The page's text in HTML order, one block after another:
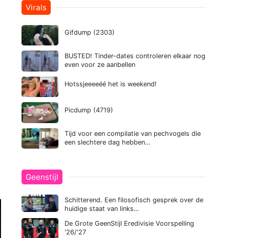
Virals
Gifdump (2303)
BUSTED! Tinder-dates controleren elkaar nog
even voor ze aanbellen
Hotssjeeeeéé het is weekend!
Picdump (4719)
Tijd voor een compilatie van pechvogels die
een slechtere dag hebben…
Geenstijl
Schitterend. Een filosofisch gesprek over de
huidige staat van links…
De Grote GeenStijl Eredivisie Voorspelling
'26/'27